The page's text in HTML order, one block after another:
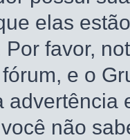
elas
favor,
e o
advertência
não